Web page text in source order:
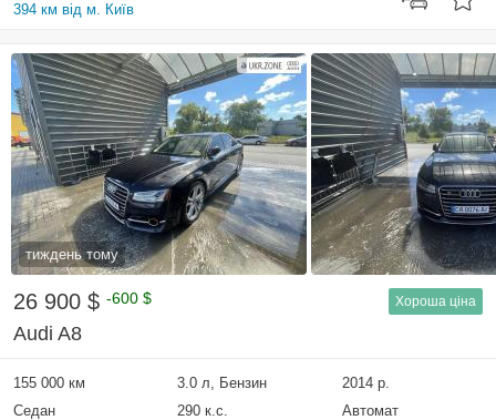
394 км від м. Київ
тиждень тому
26 900 $ -600 $ Хороша ціна
Audi A8
155 000 км 3.0 л, Бензин
2014 р.
Седан
290 к.с.
Автомат